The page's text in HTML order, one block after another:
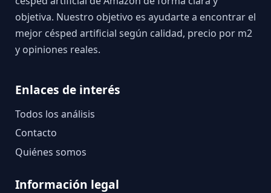
objetiva. Nuestro objetivo es ayudarte a encontrar el
mejor césped artificial según calidad, precio por m2
y opiniones reales.
Enlaces de interés
Todos los análisis
Contacto
Quiénes somos
Información legal